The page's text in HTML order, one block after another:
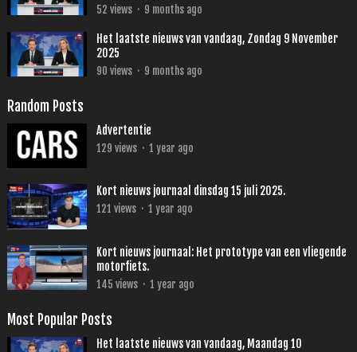
52 views · 9 months ago
Het laatste nieuws van vandaag, Zondag 9 November
2025
90 views · 9 months ago
Random Posts
Advertentie
129 views · 1 year ago
Kort nieuws journaal dinsdag 15 juli 2025.
121 views · 1 year ago
Kort nieuws journaal: Het prototype van een vliegende
motorfiets.
145 views · 1 year ago
Most Popular Posts
Het laatste nieuws van vandaag, Maandag 10